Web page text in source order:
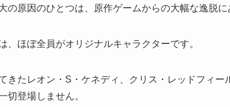
の原因のひとつは、原作ゲームからの大幅な逸脱に
、ほぼ全員がオリジナルキャラクターです。
きたレオン・S・ケネディ、クリス・レッドフィ
切登場しません。